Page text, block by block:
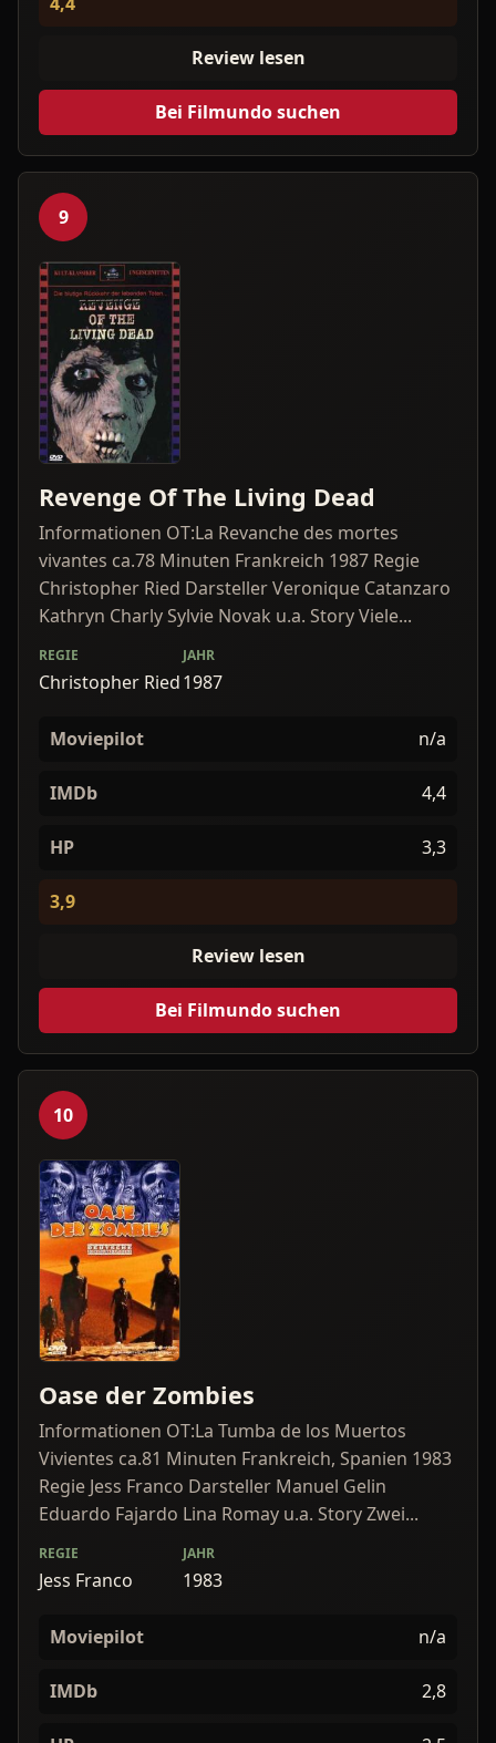
Review lesen
Bei Filmundo suchen
9
Revenge Of The Living Dead
Informationen OT:La Revanche des mortes
vivantes ca.78 Minuten Frankreich 1987 Regie
Christopher Ried Darsteller Veronique Catanzaro
Kathryn Charly Sylvie Novak u.a. Story Viele...
REGIE
Christopher Ried
JAHR
1987
Moviepilot n/a
IMDb 4,4
HP 3,3
3,9
Review lesen
Bei Filmundo suchen
10
Oase der Zombies
Informationen OT:La Tumba de los Muertos
Vivientes ca.81 Minuten Frankreich, Spanien 1983
Regie Jess Franco Darsteller Manuel Gelin
Eduardo Fajardo Lina Romay u.a. Story Zwei...
REGIE
Jess Franco
JAHR
1983
Moviepilot n/a
IMDb 2,8